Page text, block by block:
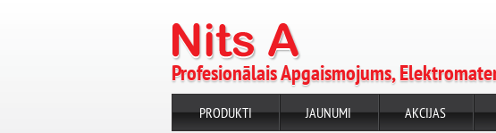
Profesionālais Apgaismojums,
PRODUKTI JAUNUMI AKCIJAS